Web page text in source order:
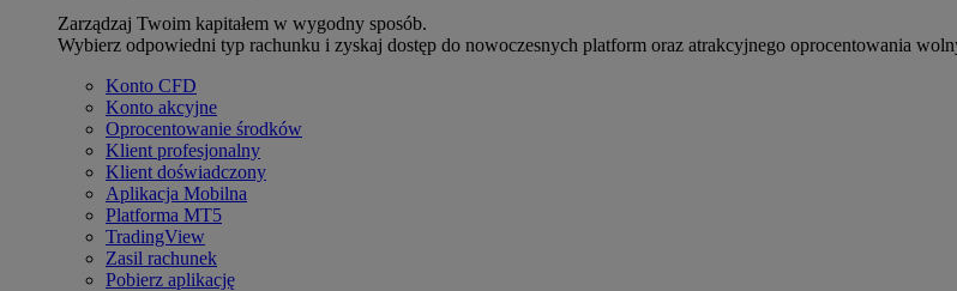
Zarządzaj Twoim kapitałem w wygodny sposób.
Wybierz odpowiedni typ rachunku i zyskaj dostęp do nowoczesnych platform oraz atrakcyjnego oprocentowania
Konto CFD
Konto akcyjne
Oprocentowanie środków
Klient profesjonalny
Klient doświadczony
Aplikacja Mobilna
Platforma MT5
TradingView
Zasil rachunek
Pobierz aplikację